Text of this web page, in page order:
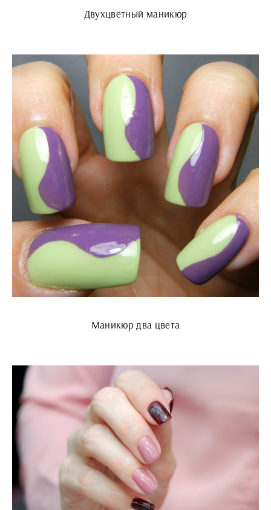
Двухцветный маникюр
Маникюр два цвета